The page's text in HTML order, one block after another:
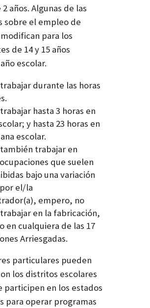
años. Algunas de las
sobre el empleo de
para los
de 14 y 15 años
escolar.
durante las horas
hasta 3 horas en
y hasta 23 horas en
escolar.
trabajar en
que suelen
bajo una variación
el/la
empero, no
en la fabricación,
en cualquiera de las 17
Arriesgadas.
particulares pueden
los distritos escolares
participen en los estados
para operar programas